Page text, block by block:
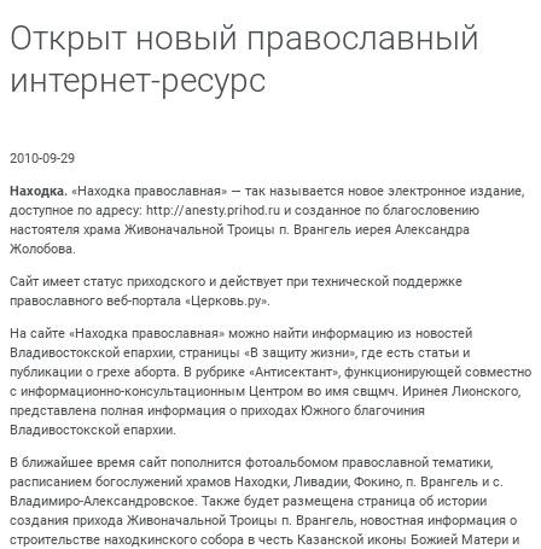
Открыт новый православный
интернет-ресурс
2010-09-29
Находка. «Находка православная» — так называется новое электронное издание,
доступное по адресу: http://anesty.prihod.ru и созданное по благословению
настоятеля храма Живоначальной Троицы п. Врангель иерея Александра
Жолобова.
Сайт имеет статус приходского и действует при технической поддержке
православного веб-портала «Церковь.ру».
На сайте «Находка православная» можно найти информацию из новостей
Владивостокской епархии, страницы «В защиту жизни», где есть статьи и
публикации о грехе аборта. В рубрике «Антисектант», функционирующей совместно
с информационно-консультационным Центром во имя свщмч. Иринея Лионского,
представлена полная информация о приходах Южного благочиния
Владивостокской епархии.
В ближайшее время сайт пополнится фотоальбомом православной тематики,
расписанием богослужений храмов Находки, Ливадии, Фокино, п. Врангель и с.
Владимиро-Александровское. Также будет размещена страница об истории
создания прихода Живоначальной Троицы п. Врангель, новостная информация о
строительстве находкинского собора в честь Казанской иконы Божией Матери и